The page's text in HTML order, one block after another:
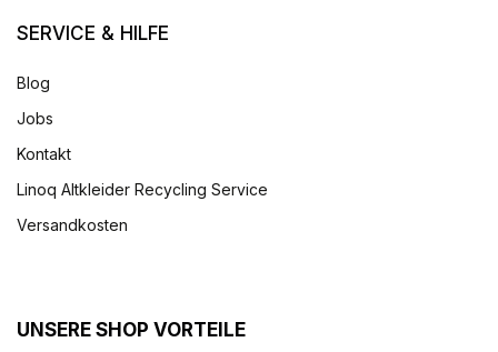
SERVICE & HILFE
Blog
Jobs
Kontakt
Linoq Altkleider Recycling Service
Versandkosten
UNSERE SHOP VORTEILE